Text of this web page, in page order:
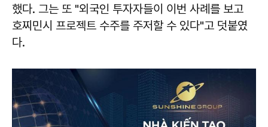
했다. 그는 또 "외국인 투자자들이 이번 사례를 보고
호찌민시 프로젝트 수주를 주저할 수 있다"고 덧붙였
다.